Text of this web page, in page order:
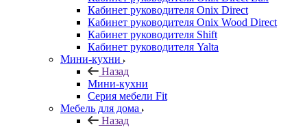
Кабинет руководителя Onix Direct
Кабинет руководителя Onix Wood Direct
Кабинет руководителя Shift
Кабинет руководителя Yalta
Мини-кухни
Назад
Мини-кухни
Серия мебели Fit
Мебель для дома
Назад